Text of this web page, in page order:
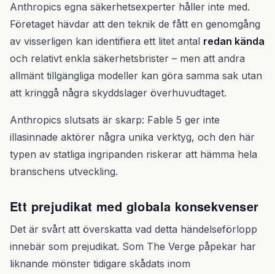
Anthropics egna säkerhetsexperter håller inte med.
Företaget hävdar att den teknik de fått en genomgång
av visserligen kan identifiera ett litet antal redan kända
och relativt enkla säkerhetsbrister – men att andra
allmänt tillgängliga modeller kan göra samma sak utan
att kringgå några skyddslager överhuvudtaget.
Anthropics slutsats är skarp: Fable 5 ger inte
illasinnade aktörer några unika verktyg, och den här
typen av statliga ingripanden riskerar att hämma hela
branschens utveckling.
Ett prejudikat med globala konsekvenser
Det är svårt att överskatta vad detta händelseförlopp
innebär som prejudikat. Som The Verge påpekar har
liknande mönster tidigare skådats inom